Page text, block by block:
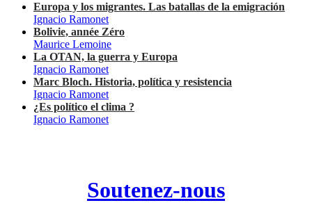
Europa y los migrantes. Las batallas de la emigración
Ignacio Ramonet
Bolivie, année Zéro
Maurice Lemoine
La OTAN, la guerra y Europa
Ignacio Ramonet
Marc Bloch. Historia, política y resistencia
Ignacio Ramonet
¿Es político el clima ?
Ignacio Ramonet
Soutenez-nous